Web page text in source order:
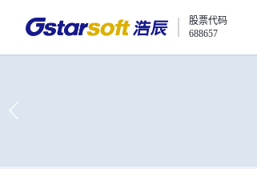
股票代码
688657